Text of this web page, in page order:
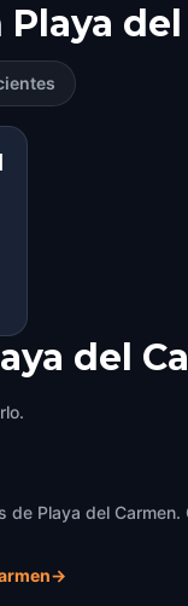
Playa
del
Playa del
→